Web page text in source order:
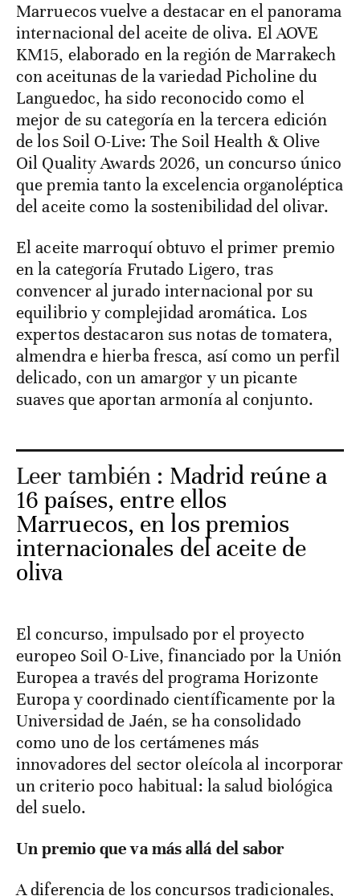
Marruecos vuelve a destacar en el panorama
internacional del aceite de oliva. El AOVE
KM15, elaborado en la región de Marrakech
con aceitunas de la variedad Picholine du
Languedoc, ha sido reconocido como el
mejor de su categoría en la tercera edición
de los Soil O-Live: The Soil Health & Olive
Oil Quality Awards 2026, un concurso único
que premia tanto la excelencia organoléptica
del aceite como la sostenibilidad del olivar.
El aceite marroquí obtuvo el primer premio
en la categoría Frutado Ligero, tras
convencer al jurado internacional por su
equilibrio y complejidad aromática. Los
expertos destacaron sus notas de tomatera,
almendra e hierba fresca, así como un perfil
delicado, con un amargor y un picante
suaves que aportan armonía al conjunto.
Leer también : Madrid reúne a
16 países, entre ellos
Marruecos, en los premios
internacionales del aceite de
oliva
El concurso, impulsado por el proyecto
europeo Soil O-Live, financiado por la Unión
Europea a través del programa Horizonte
Europa y coordinado científicamente por la
Universidad de Jaén, se ha consolidado
como uno de los certámenes más
innovadores del sector oleícola al incorporar
un criterio poco habitual: la salud biológica
del suelo.
Un premio que va más allá del sabor
A diferencia de los concursos tradicionales,